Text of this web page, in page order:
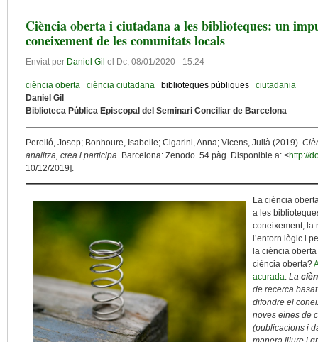
Ciència oberta i ciutadana a les biblioteques: un
coneixement de les comunitats locals
Enviat per Daniel Gil el Dc, 08/01/2020 - 15:24
ciència oberta ciència ciutadana biblioteques públiques
ciutadania
Daniel Gil
Biblioteca Pública Episcopal del Seminari Conciliar de Barcelona
Perelló, Josep; Bonhoure, Isabelle; Cigarini, Anna; Vicens, Julià (2019).
analitza, crea i participa. Barcelona: Zenodo. 54 pàg. Disponible a: <http://
10/12/2019].
La ciència
a les
coneixement, la
l’entorn lògic i
la ciència
ciència oberta?
acurada: La
de recerca
difondre el
noves eines de
(publicacions i